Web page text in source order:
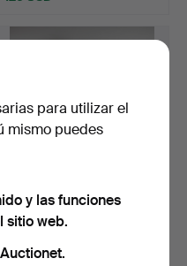
Espejo italiano, frontal con
Subastado 27 ago 2025
para utilizar el
mismo puedes
y las funciones
sitio web.